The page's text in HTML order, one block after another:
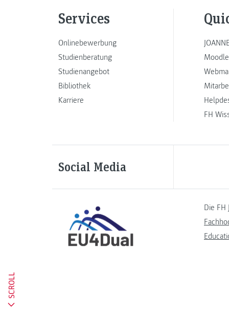
SCROLL
Services
Onlinebewerbung
Studienberatung
Studienangebot
Bibliothek
Karriere
FH
Social Media
Die FH